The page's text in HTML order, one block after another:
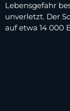
Lebensgefahr
unverletzt. Der
auf etwa 14 000